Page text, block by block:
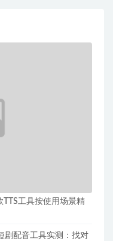
工具按使用场景精
剧配音工具实测：找对